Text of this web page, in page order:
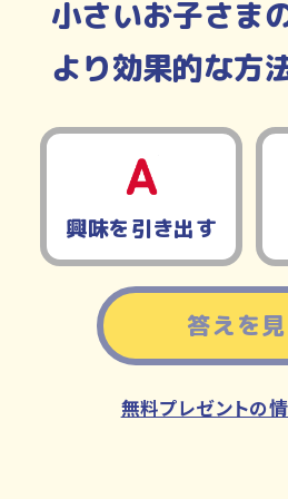
小さいお子さま
より効果的な方
興味を引き出す
答えを
無料プレゼントの